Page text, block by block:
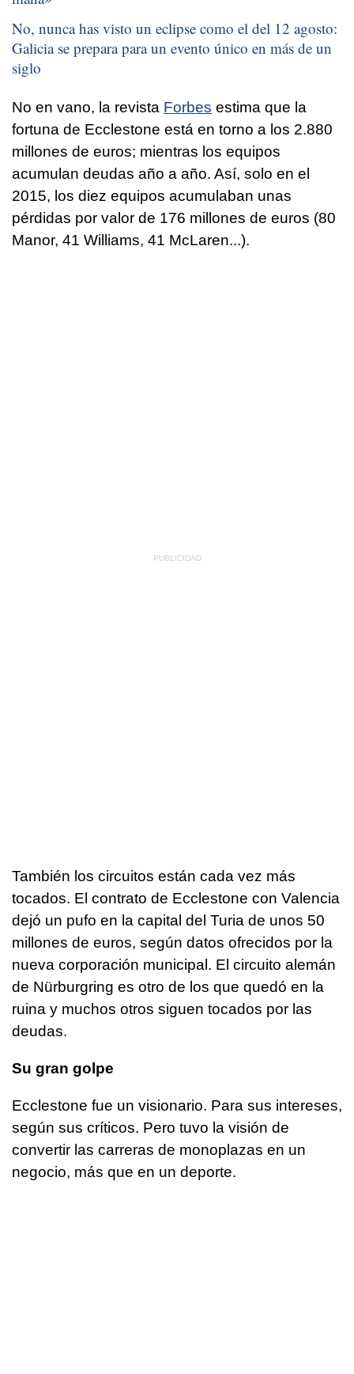
No, nunca has visto un eclipse como el del 12 agosto:
Galicia se prepara para un evento único en más de un
siglo
No en vano, la revista Forbes estima que la
fortuna de Ecclestone está en torno a los 2.880
millones de euros; mientras los equipos
acumulan deudas año a año. Así, solo en el
2015, los diez equipos acumulaban unas
pérdidas por valor de 176 millones de euros (80
Manor, 41 Williams, 41 McLaren...).
También los circuitos están cada vez más
tocados. El contrato de Ecclestone con Valencia
dejó un pufo en la capital del Turia de unos 50
millones de euros, según datos ofrecidos por la
nueva corporación municipal. El circuito alemán
de Nürburgring es otro de los que quedó en la
ruina y muchos otros siguen tocados por las
deudas.
Su gran golpe
Ecclestone fue un visionario. Para sus intereses,
según sus críticos. Pero tuvo la visión de
convertir las carreras de monoplazas en un
negocio, más que en un deporte.